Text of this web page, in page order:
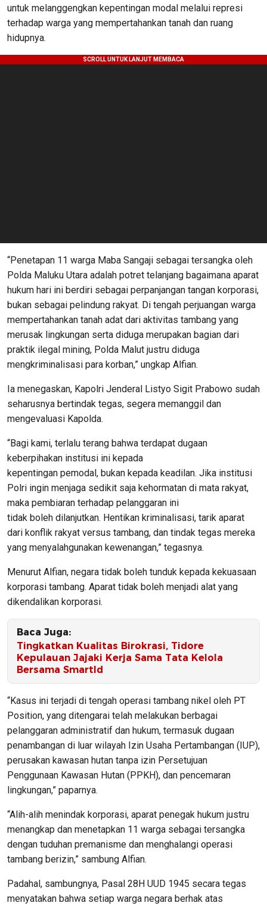
untuk melanggengkan kepentingan modal melalui represi
terhadap warga yang mempertahankan tanah dan ruang
hidupnya.
“Penetapan 11 warga Maba Sangaji sebagai tersangka oleh
Polda Maluku Utara adalah potret telanjang bagaimana aparat
hukum hari ini berdiri sebagai perpanjangan tangan korporasi,
bukan sebagai pelindung rakyat. Di tengah perjuangan warga
mempertahankan tanah adat dari aktivitas tambang yang
merusak lingkungan serta diduga merupakan bagian dari
praktik ilegal mining, Polda Malut justru diduga
mengkriminalisasi para korban,” ungkap Alfian.
Ia menegaskan, Kapolri Jenderal Listyo Sigit Prabowo sudah
seharusnya bertindak tegas, segera memanggil dan
mengevaluasi Kapolda.
“Bagi kami, terlalu terang bahwa terdapat dugaan
keberpihakan institusi ini kepada
kepentingan pemodal, bukan kepada keadilan. Jika institusi
Polri ingin menjaga sedikit saja kehormatan di mata rakyat,
maka pembiaran terhadap pelanggaran ini
tidak boleh dilanjutkan. Hentikan kriminalisasi, tarik aparat
dari konflik rakyat versus tambang, dan tindak tegas mereka
yang menyalahgunakan kewenangan,” tegasnya.
Menurut Alfian, negara tidak boleh tunduk kepada kekuasaan
korporasi tambang. Aparat tidak boleh menjadi alat yang
dikendalikan korporasi.
Baca Juga:
Tingkatkan Kualitas Birokrasi, Tidore
Kepulauan Jajaki Kerja Sama Tata Kelola
Bersama SmartId
“Kasus ini terjadi di tengah operasi tambang nikel oleh PT
Position, yang ditengarai telah melakukan berbagai
pelanggaran administratif dan hukum, termasuk dugaan
penambangan di luar wilayah Izin Usaha Pertambangan (IUP),
perusakan kawasan hutan tanpa izin Persetujuan
Penggunaan Kawasan Hutan (PPKH), dan pencemaran
lingkungan,” paparnya.
“Alih-alih menindak korporasi, aparat penegak hukum justru
menangkap dan menetapkan 11 warga sebagai tersangka
dengan tuduhan premanisme dan menghalangi operasi
tambang berizin,” sambung Alfian.
Padahal, sambungnya, Pasal 28H UUD 1945 secara tegas
menyatakan bahwa setiap warga negara berhak atas